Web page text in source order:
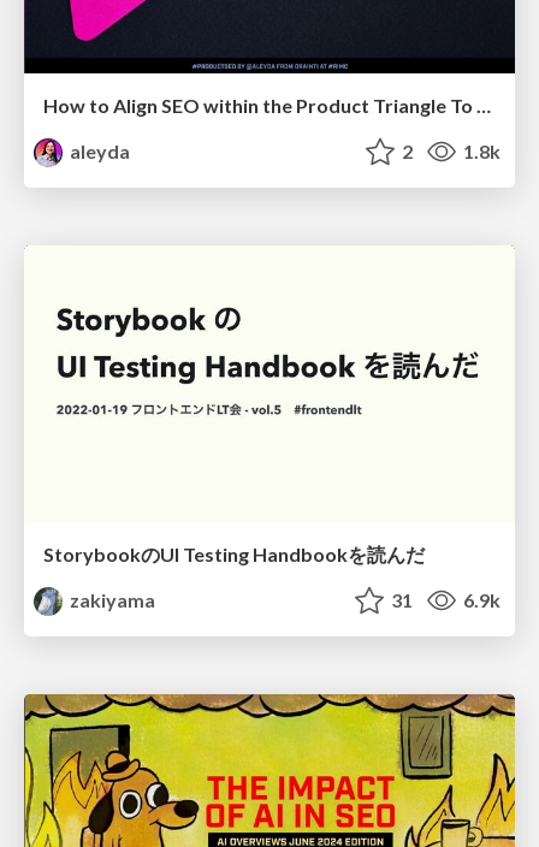
How to Align SEO within the Product Triangle To Get Buy-In & Support - #RIMC
aleyda
2 1.8k
StorybookのUI Testing Handbookを読んだ
zakiyama
31 6.9k